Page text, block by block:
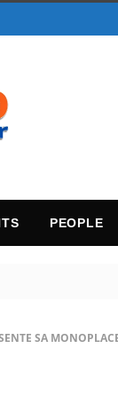
PEOPLE
SA